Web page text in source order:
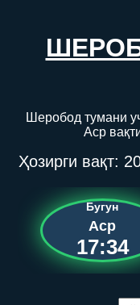
Шеробод тумани
Аср
Ҳозирги вақт:
Бугун
Аср
17:34